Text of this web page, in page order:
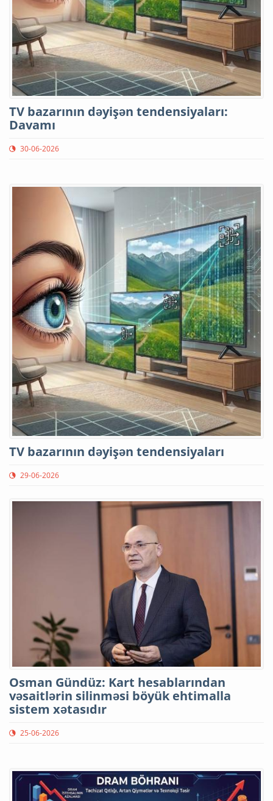
TV bazarının dəyişən tendensiyaları:
Davamı
30-06-2026
TV bazarının dəyişən tendensiyaları
29-06-2026
Osman Gündüz: Kart hesablarından
vəsaitlərin silinməsi böyük ehtimalla
sistem xətasıdır
25-06-2026